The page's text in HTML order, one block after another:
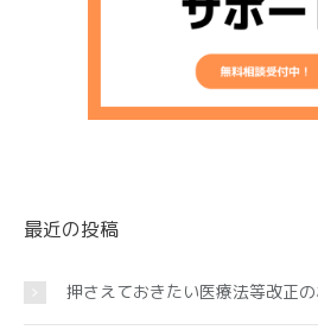
最近の投稿
押さえておきたい医療法等改正